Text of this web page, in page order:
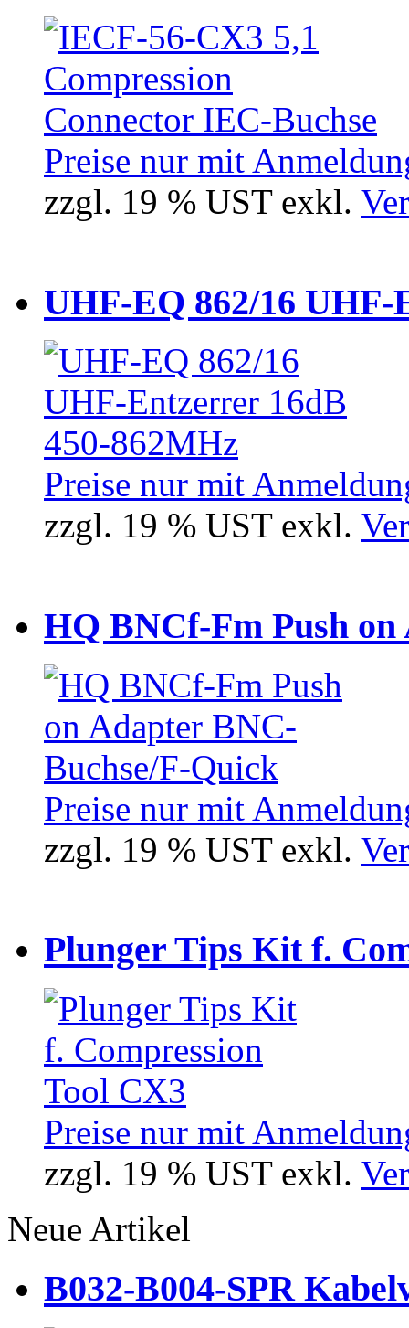
Preise nur mit
zzgl. 19 % UST exkl.
UHF-EQ 862/16
Preise nur mit
zzgl. 19 % UST exkl.
HQ BNCf-Fm Push
Preise nur mit
zzgl. 19 % UST exkl.
Plunger Tips Kit f.
Preise nur mit
zzgl. 19 % UST exkl.
Neue Artikel
B032-B004-SPR